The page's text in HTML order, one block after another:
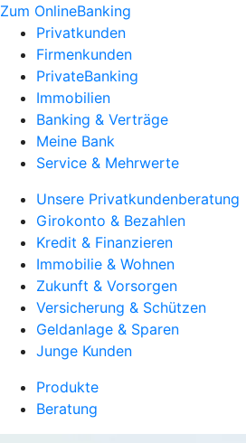
Zum OnlineBanking
Privatkunden
Firmenkunden
PrivateBanking
Immobilien
Banking & Verträge
Meine Bank
Service & Mehrwerte
Unsere Privatkundenberatung
Girokonto & Bezahlen
Kredit & Finanzieren
Immobilie & Wohnen
Zukunft & Vorsorgen
Versicherung & Schützen
Geldanlage & Sparen
Junge Kunden
Produkte
Beratung